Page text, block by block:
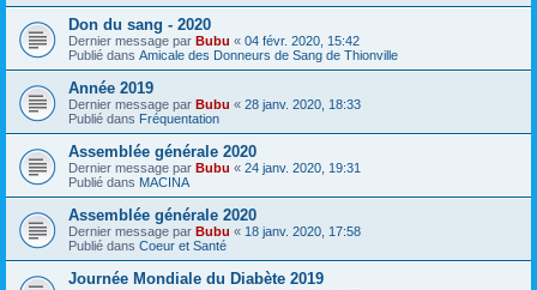
Don du sang - 2020
Dernier message par Bubu « 04 févr. 2020, 15:42
Publié dans Amicale des Donneurs de Sang de Thionville
Année 2019
Dernier message par Bubu « 28 janv. 2020, 18:33
Publié dans Fréquentation
Assemblée générale 2020
Dernier message par Bubu « 24 janv. 2020, 19:31
Publié dans MACINA
Assemblée générale 2020
Dernier message par Bubu « 18 janv. 2020, 17:58
Publié dans Coeur et Santé
Journée Mondiale du Diabète 2019